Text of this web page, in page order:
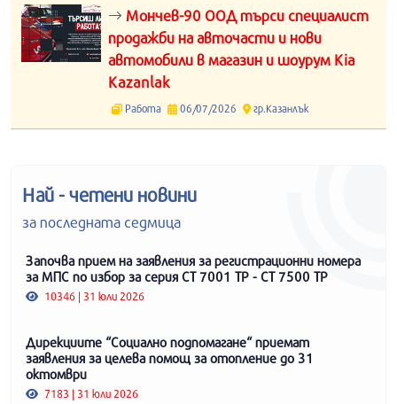
Мончев-90 ООД търси специалист
продажби на авточасти и нови
автомобили в магазин и шоурум Kia
Kazanlak
Работа 06/07/2026 гр.Казанлък
Най - четени новини
за последната седмица
Започва прием на заявления за регистрационни номера
за МПС по избор за серия СТ 7001 ТР - СТ 7500 ТР
10346 | 31 юли 2026
Дирекциите “Социално подпомагане“ приемат
заявления за целева помощ за отопление до 31
октомври
7183 | 31 юли 2026